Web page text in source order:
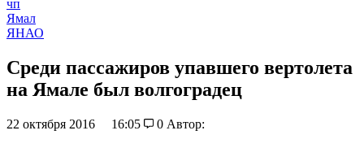
чп
Ямал
ЯНАО
Среди пассажиров упавшего вертолета
на Ямале был волгоградец
22 октября 2016 16:05 0 Автор: